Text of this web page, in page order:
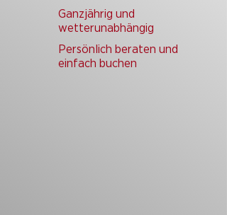
Ganzjährig und
wetterunabhängig
Persönlich beraten und
einfach buchen